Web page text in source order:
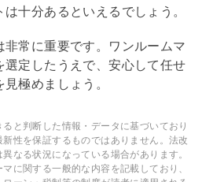
十分あるといえるでしょう。
非常に重要です。ワンルームマ
選定したうえで、安心して任せ
見極めましょう。
と判断した情報・データに基づいており
性を保証するものではありません。法改
なる状況になっている場合があります。
に関する一般的な内容を記載しており、